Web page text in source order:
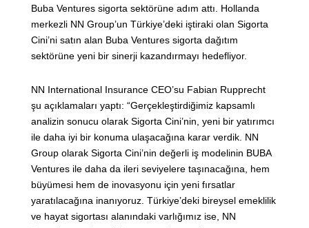
Buba Ventures sigorta sektörüne adım attı. Hollanda
merkezli NN Group’un Türkiye’deki iştiraki olan Sigorta
Cini’ni satın alan Buba Ventures sigorta dağıtım
sektörüne yeni bir sinerji kazandırmayı hedefliyor.
NN International Insurance CEO’su Fabian Rupprecht
şu açıklamaları yaptı: “Gerçekleştirdiğimiz kapsamlı
analizin sonucu olarak Sigorta Cini’nin, yeni bir yatırımcı
ile daha iyi bir konuma ulaşacağına karar verdik. NN
Group olarak Sigorta Cini’nin değerli iş modelinin BUBA
Ventures ile daha da ileri seviyelere taşınacağına, hem
büyümesi hem de inovasyonu için yeni fırsatlar
yaratılacağına inanıyoruz. Türkiye’deki bireysel emeklilik
ve hayat sigortası alanındaki varlığımız ise, NN